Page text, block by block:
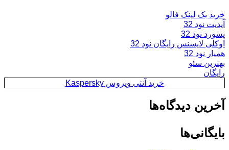
خرید بک لینک فالو
آپدیت نود 32
پسورد نود 32
اوکلی لایسنس رایگان نود 32
همیار نود 32
بهترین سئو
رایگان
خرید آنتی ویروس Kaspersky
آخرین دیدگاه‌ها
بایگانی‌ها